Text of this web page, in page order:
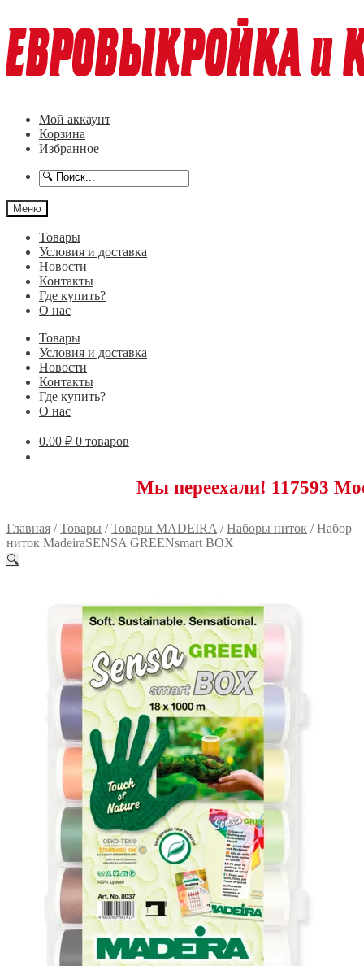
к
навигации
к
содержимому
Мой аккаунт
Корзина
Избранное
Меню
Товары
Условия и доставка
Новости
Контакты
Где купить?
О нас
Товары
Условия и доставка
Новости
Контакты
Где купить?
О нас
0.00 ₽ 0 товаров
Мы переехали! 117593 Москва,
Главная /Товары /Товары MADEIRA /Наборы ниток /Набор
ниток MadeiraSENSA GREENsmart BOX
🔍